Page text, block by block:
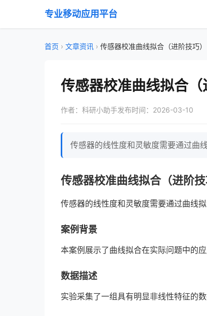
专业移动应用平台
首页 › 文章资讯 › 传感器校准曲线拟合（进阶技巧）
传感器校准曲线拟合（
作者：科研小助手发布时间：2026-03-10
传感器的线性度和灵敏度需要通过曲
传感器校准曲线拟合（进阶技
传感器的线性度和灵敏度需要通过曲线
案例背景
本案例展示了曲线拟合在实际问题中的
数据描述
实验采集了一组具有明显非线性特征的